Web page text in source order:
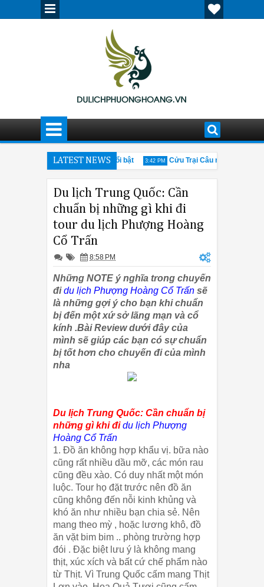
LATEST NEWS
phố cổ Cáp Nhĩ Tân ấn tượng, nổi bật 3:42 PM
Cửu Trại Câu mùa đông có gì
Du lịch Trung Quốc: Cần
chuẩn bị những gì khi đi
tour du lịch Phượng Hoàng
Cổ Trấn
8:58 PM
Những NOTE ý nghĩa trong chuyến
đidu lịch Phượng Hoàng Cổ Trấn sẽ
là những gợi ý cho bạn khi chuẩn
bị đến một xứ sở lãng mạn và cổ
kính .Bài Review dưới đây của
mình sẽ giúp các bạn có sự chuẩn
bị tốt hơn cho chuyến đi của mình
nha
Du lịch Trung Quốc: Cần chuẩn bị
những gì khi đidu lịch Phượng
Hoàng Cổ Trấn
1. Đồ ăn không hợp khẩu vị. bữa nào
cũng rất nhiều dầu mỡ, các món rau
cũng đều xào. Có duy nhất một món
luộc. Tour họ đặt trước nên đồ ăn
cũng không đến nỗi kinh khủng và
khó ăn như nhiều bạn chia sẻ. Nên
mang theo mỳ , hoặc lương khô, đồ
ăn vặt bim bim .. phòng trường hợp
đói . Đặc biệt lưu ý là không mang
thịt, xúc xích và bất cứ chế phẩm nào
từ Thịt. Vì Trung Quốc cấm mang Thịt